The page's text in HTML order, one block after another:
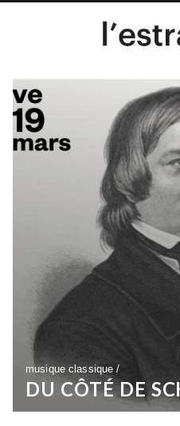
musique classique /
DU CÔTÉ DE